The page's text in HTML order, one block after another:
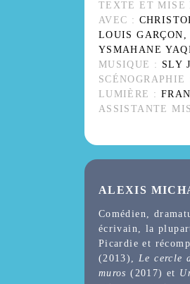
TEXTE ET MISE
AVEC :
LOUIS
YSMAHANE
MUSIQUE : SLY
SCÉNOGRAPHIE
LUMIÈRE :
ASSISTANTE
ALEXIS
Comédien,
écrivain, la
Picardie et
(2013), Le cercle
muros (2017) et